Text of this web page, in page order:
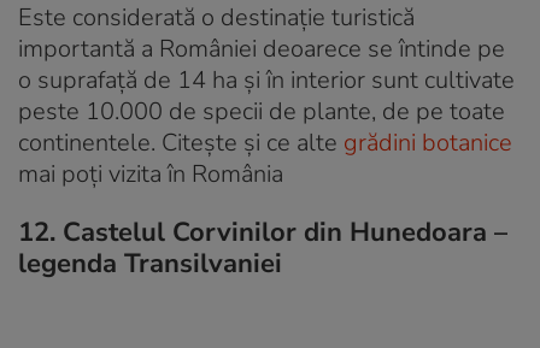
Este considerată o destinație turistică
importantă a României deoarece se întinde pe
o suprafață de 14 ha și în interior sunt cultivate
peste 10.000 de specii de plante, de pe toate
continentele. Citește și ce alte grădini botanice
mai poți vizita în România
12. Castelul Corvinilor din Hunedoara –
legenda Transilvaniei